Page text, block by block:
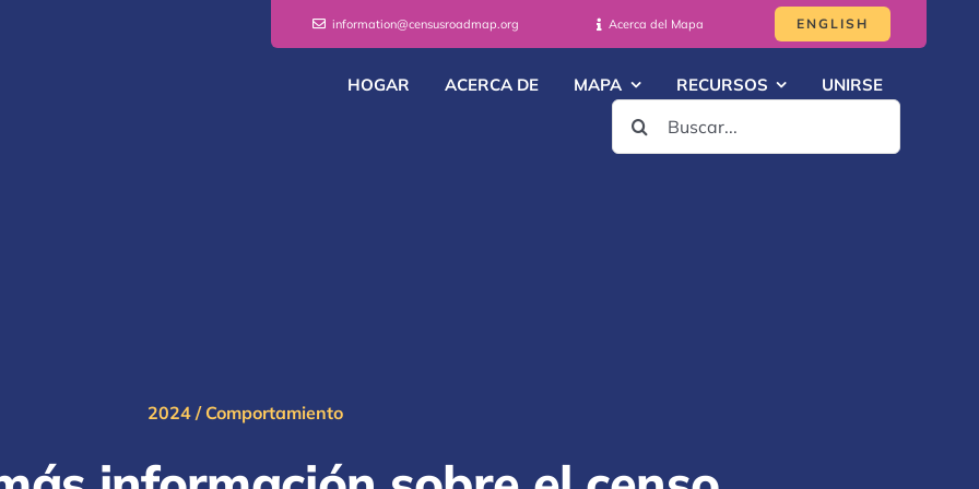
information@censusroadmap.org Acerca del Mapa ENGLISH
HOGAR ACERCA DE MAPA RECURSOS
UNIRSE
2024/ Comportamiento